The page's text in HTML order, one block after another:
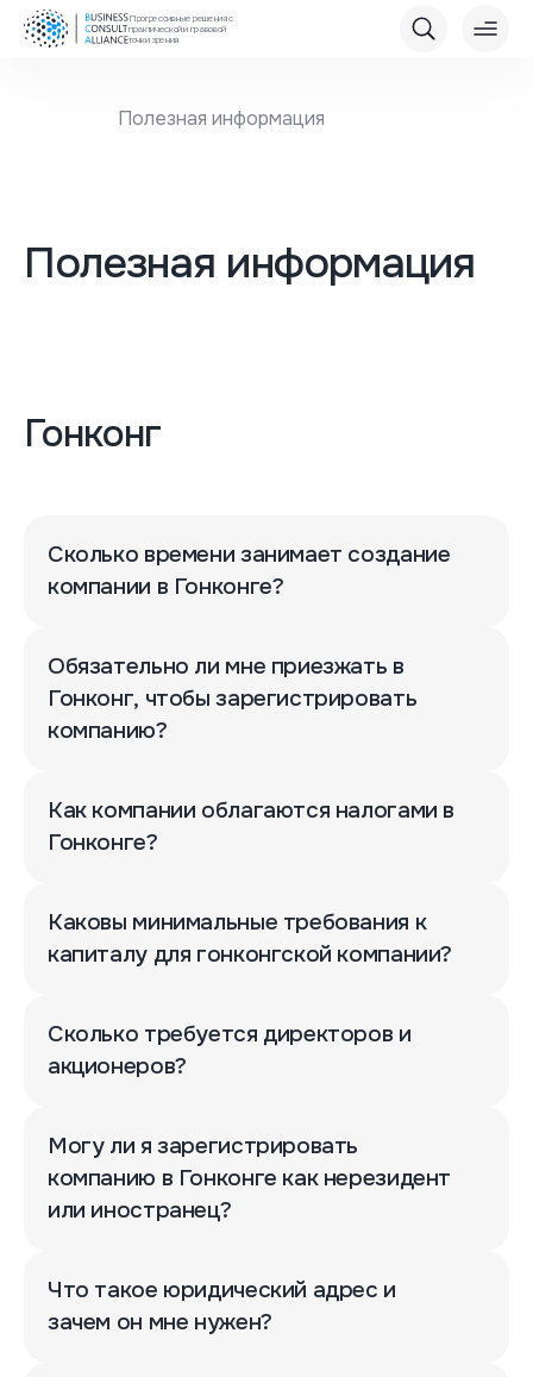
Прогрессивные решения с
практической и правовой
точки зрения
Полезная информация
Полезная информация
Гонконг
Сколько времени занимает создание
компании в Гонконге?
Обязательно ли мне приезжать в
Гонконг, чтобы зарегистрировать
компанию?
Как компании облагаются налогами в
Гонконге?
Каковы минимальные требования к
капиталу для гонконгской компании?
Сколько требуется директоров и
акционеров?
Могу ли я зарегистрировать
компанию в Гонконге как нерезидент
или иностранец?
Что такое юридический адрес и
зачем он мне нужен?